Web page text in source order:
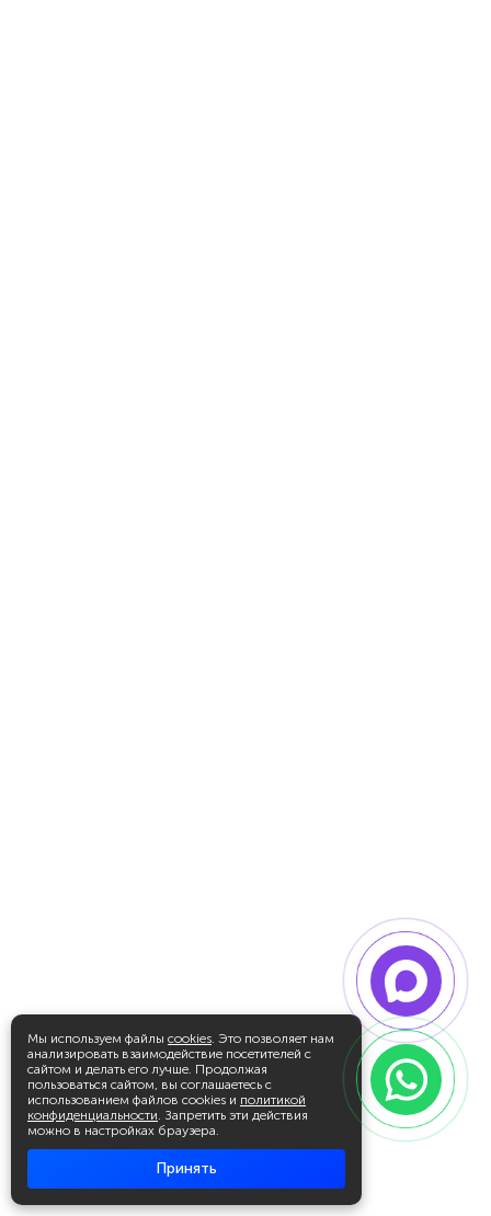
Мы используем файлы cookies. Это позволяет нам
анализировать взаимодействие посетителей с
сайтом и делать его лучше. Продолжая
пользоваться сайтом, вы соглашаетесь с
использованием файлов cookies и политикой
конфиденциальности. Запретить эти действия
можно в настройках браузера.
Принять